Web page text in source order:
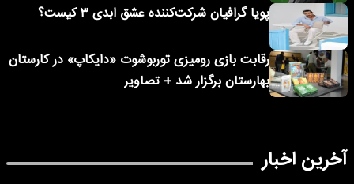
پویا گرافیان شرکت‌کننده عشق ابدی ۳ کیست؟
رقابت بازی رومیزی توربوشوت «دایکاپ» در کارستان
بهارستان برگزار شد + تصاویر
آخرین اخبار